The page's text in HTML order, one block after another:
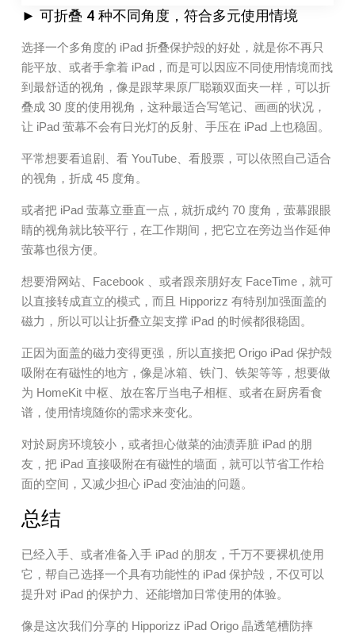
► 可折叠 4 种不同角度，符合多元使用情境
选择一个多角度的 iPad 折叠保护殻的好处，就是你不再只
能平放、或者手拿着 iPad，而是可以因应不同使用情境而找
到最舒适的视角，像是跟苹果原厂聪颖双面夹一样，可以折
叠成 30 度的使用视角，这种最适合写笔记、画画的状况，
让 iPad 萤幕不会有日光灯的反射、手压在 iPad 上也稳固。
平常想要看追剧、看 YouTube、看股票，可以依照自己适合
的视角，折成 45 度角。
或者把 iPad 萤幕立垂直一点，就折成约 70 度角，萤幕跟眼
睛的视角就比较平行，在工作期间，把它立在旁边当作延伸
萤幕也很方便。
想要滑网站、Facebook 、或者跟亲朋好友 FaceTime，就可
以直接转成直立的模式，而且 Hipporizz 有特别加强面盖的
磁力，所以可以让折叠立架支撑 iPad 的时候都很稳固。
正因为面盖的磁力变得更强，所以直接把 Origo iPad 保护殻
吸附在有磁性的地方，像是冰箱、铁门、铁架等等，想要做
为 HomeKit 中枢、放在客厅当电子相框、或者在厨房看食
谱，使用情境随你的需求来变化。
对於厨房环境较小，或者担心做菜的油渍弄脏 iPad 的朋
友，把 iPad 直接吸附在有磁性的墙面，就可以节省工作枱
面的空间，又减少担心 iPad 变油油的问题。
总结
已经入手、或者准备入手 iPad 的朋友，千万不要裸机使用
它，帮自己选择一个具有功能性的 iPad 保护殻，不仅可以
提升对 iPad 的保护力、还能增加日常使用的体验。
像是这次我们分享的 Hipporizz iPad Origo 晶透笔槽防摔